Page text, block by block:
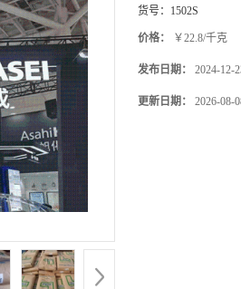
货号： 1502S
价格： ￥22.8/千克
发布日期： 2024-12-
更新日期： 2026-08-